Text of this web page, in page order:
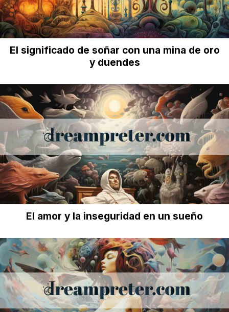
El significado de soñar con una mina de oro
y duendes
El amor y la inseguridad en un sueño